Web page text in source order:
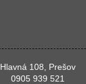
Hlavná 108, Prešov
0905 939 521